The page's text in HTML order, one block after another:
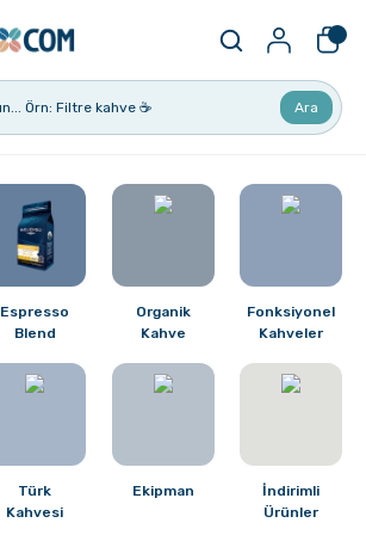
Ara
Espresso
Blend
Organik
Kahve
Fonksiyonel
Kahveler
Türk
Kahvesi
Ekipman
İndirimli
Ürünler